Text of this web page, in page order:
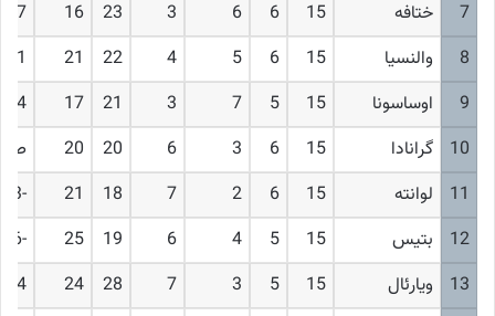
7
ختافه 15
6
6
3
23
16
7
8
والنسیا 15
6
5
4
22
21
1
9
اوساسونا 15
5
7
3
21
17
4
10
گرانادا 15
6
3
6
20
20
11
لوانته 15
6
2
7
18
21
-3
12
بتیس 15
5
4
6
19
25
-6
13
ویارئال 15
5
3
7
28
24
4